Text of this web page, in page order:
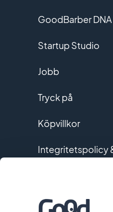
GoodBarber DNA
Startup Studio
Jobb
Tryck på
Köpvillkor
Integritetspolicy